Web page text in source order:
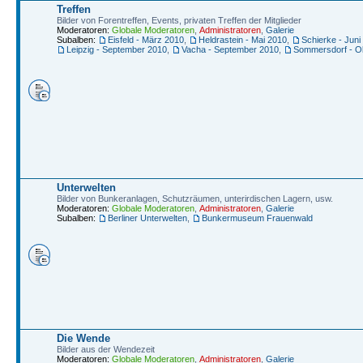
Treffen
Bilder von Forentreffen, Events, privaten Treffen der Mitglieder
Moderatoren: Globale Moderatoren Administratoren Galerie
Subalben:
Eisfeld - März 2010 Heldrastein - Mai 2010
Schierke - Juni
Leipzig - September 2010
Vacha - September 2010 Sommersdorf -
Unterwelten
Bilder von Bunkeranlagen, Schutzräumen, unterirdischen Lagern, usw.
Moderatoren: Globale Moderatoren Administratoren Galerie
Subalben:
Berliner Unterwelten Bunkermuseum Frauenwald
Die Wende
Bilder aus der Wendezeit
Moderatoren: Globale Moderatoren Administratoren Galerie